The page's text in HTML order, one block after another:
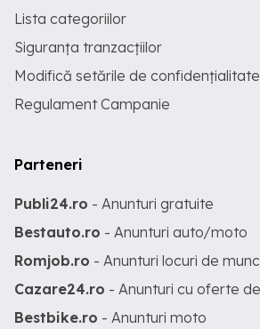
Lista categoriilor
Siguranța tranzacțiilor
Modifică setările de confidențialitate
Regulament Campanie
Parteneri
Publi24.ro - Anunturi gratuite
Bestauto.ro - Anunturi auto/moto
Romjob.ro - Anunturi locuri de
Cazare24.ro - Anunturi cu oferte
Bestbike.ro - Anunturi moto